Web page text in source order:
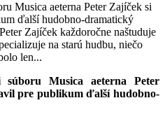
Musica aeterna Peter Zajíček si
ďalší hudobno-dramatický
Zajíček každoročne naštuduje
na starú hudbu, niečo
len...
Musica aeterna Peter
pre publikum ďalší hudobno-